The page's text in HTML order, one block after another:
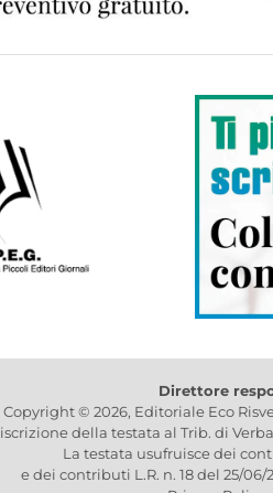
Direttore
Copyright © 2026, Editoriale Eco
iscrizione della testata al Trib. di
La testata usufruisce dei
e dei contributi L.R. n. 18 del 25/